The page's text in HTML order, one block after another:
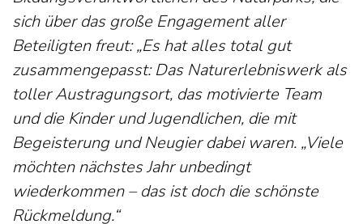
sich über das große Engagement aller
Beteiligten freut: „Es hat alles total gut
zusammengepasst: Das Naturerlebniswerk als
toller Austragungsort, das motivierte Team
und die Kinder und Jugendlichen, die mit
Begeisterung und Neugier dabei waren. „Viele
möchten nächstes Jahr unbedingt
wiederkommen – das ist doch die schönste
Rückmeldung.“